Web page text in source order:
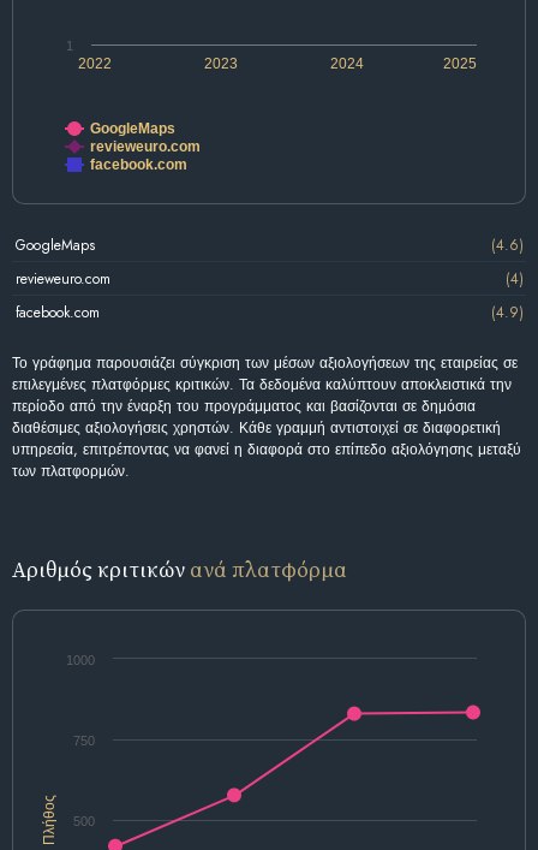
2022 2024
2023 2025
1
GoogleMaps
revieweuro.com
facebook.com
GoogleMaps
(4.6)
revieweuro.com
(4)
facebook.com
(4.9)
Το γράφημα παρουσιάζει σύγκριση των μέσων αξιολογήσεων της εταιρείας σε
επιλεγμένες πλατφόρμες κριτικών. Τα δεδομένα καλύπτουν αποκλειστικά την
περίοδο από την έναρξη του προγράμματος και βασίζονται σε δημόσια
διαθέσιμες αξιολογήσεις χρηστών. Κάθε γραμμή αντιστοιχεί σε διαφορετική
υπηρεσία, επιτρέποντας να φανεί η διαφορά στο επίπεδο αξιολόγησης μεταξύ
των πλατφορμών.
Αριθμός κριτικών ανά πλατφόρμα
Πλήθος
1000
500
750